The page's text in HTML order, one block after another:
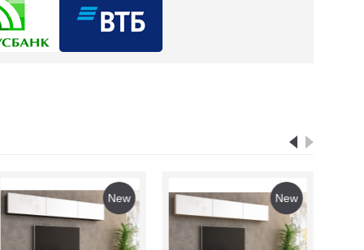
New New